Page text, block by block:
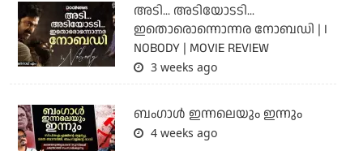
അടി... അടിയോടടി...
ഇതൊരൊന്നൊന്നര നോബഡി | I
NOBODY | MOVIE REVIEW
3 weeks ago
ബംഗാള്‍ ഇന്നലെയും ഇന്നും
4 weeks ago